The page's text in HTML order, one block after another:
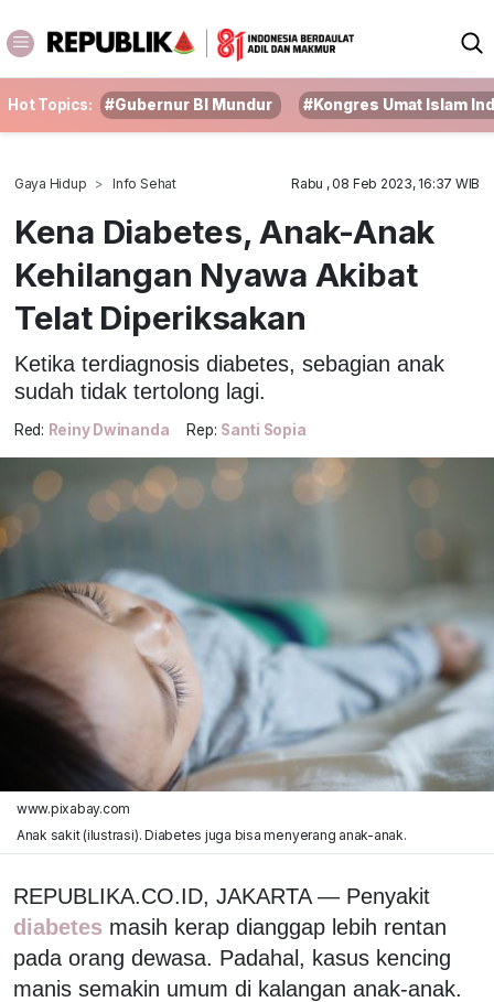
Hot Topics: #Gubernur BI Mundur #Kongres Umat Islam
Gaya Hidup Info Sehat Rabu , 08 Feb 2023, 16:37 WIB
Kena Diabetes, Anak-Anak
Kehilangan Nyawa Akibat
Telat Diperiksakan
Ketika terdiagnosis diabetes, sebagian anak
sudah tidak tertolong lagi.
Red: Reiny Dwinanda Rep: Santi Sopia
www.pixabay.com
Anak sakit (ilustrasi). Diabetes juga bisa menyerang anak-anak.
REPUBLIKA.CO.ID, JAKARTA — Penyakit
diabetes masih kerap dianggap lebih rentan
pada orang dewasa. Padahal, kasus kencing
manis semakin umum di kalangan anak-anak.